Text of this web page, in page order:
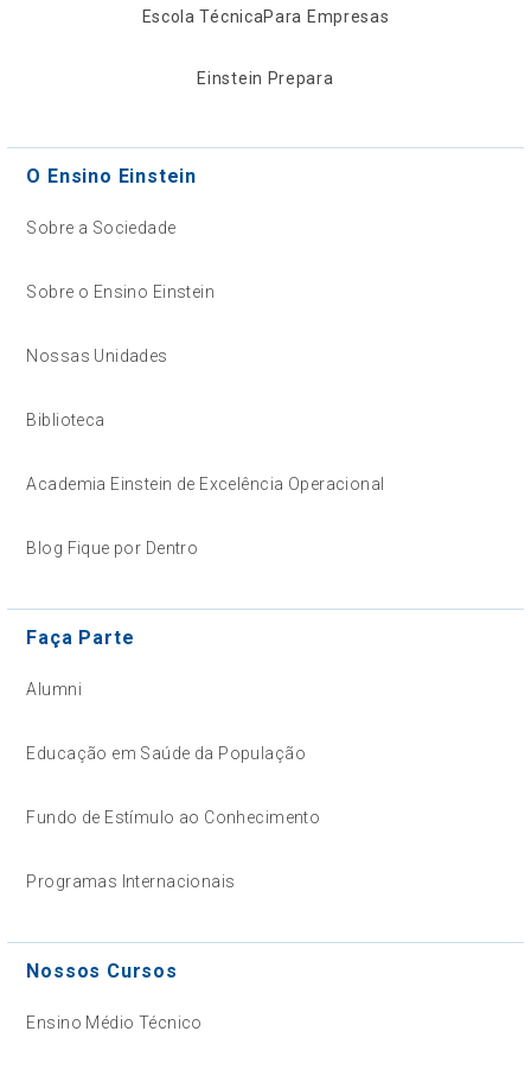
Escola TécnicaPara Empresas
Einstein Prepara
O Ensino Einstein
Sobre a Sociedade
Sobre o Ensino Einstein
Nossas Unidades
Biblioteca
Academia Einstein de Excelência Operacional
Blog Fique por Dentro
Faça Parte
Alumni
Educação em Saúde da População
Fundo de Estímulo ao Conhecimento
Programas Internacionais
Nossos Cursos
Ensino Médio Técnico